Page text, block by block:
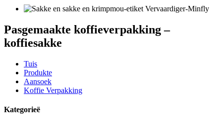
Pasgemaakte koffieverpakking –
koffiesakke
Tuis
Produkte
Aansoek
Koffie Verpakking
Kategorieë